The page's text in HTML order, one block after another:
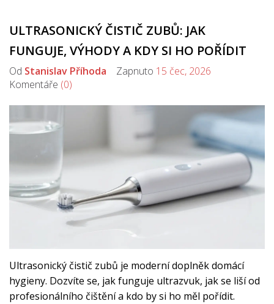
ULTRASONICKÝ ČISTIČ ZUBŮ: JAK
FUNGUJE, VÝHODY A KDY SI HO POŘÍDIT
Od Stanislav Příhoda Zapnuto 15 čec, 2026
Komentáře (0)
Ultrasonický čistič zubů je moderní doplněk domácí
hygieny. Dozvíte se, jak funguje ultrazvuk, jak se liší od
profesionálního čištění a kdo by si ho měl pořídit.